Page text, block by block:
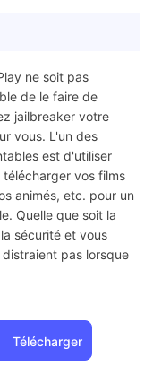
ne soit pas
de le faire de
jailbreaker votre
vous. L'un des
est d'utiliser
télécharger vos films
animés, etc. pour un
Quelle que soit la
sécurité et vous
pas lorsque
Télécharger